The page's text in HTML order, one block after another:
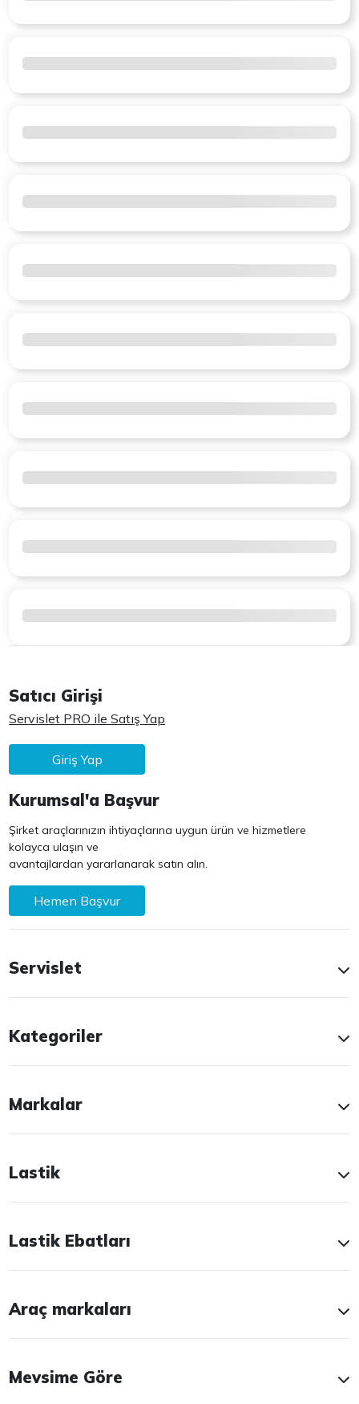
Satıcı Girişi
Servislet PRO ile Satış Yap
Giriş Yap
Kurumsal'a Başvur
Şirket araçlarınızın ihtiyaçlarına uygun ürün ve hizmetlere
kolayca ulaşın ve
avantajlardan yararlanarak satın alın.
Hemen Başvur
Servislet
Kategoriler
Markalar
Lastik
Lastik Ebatları
Araç markaları
Mevsime Göre